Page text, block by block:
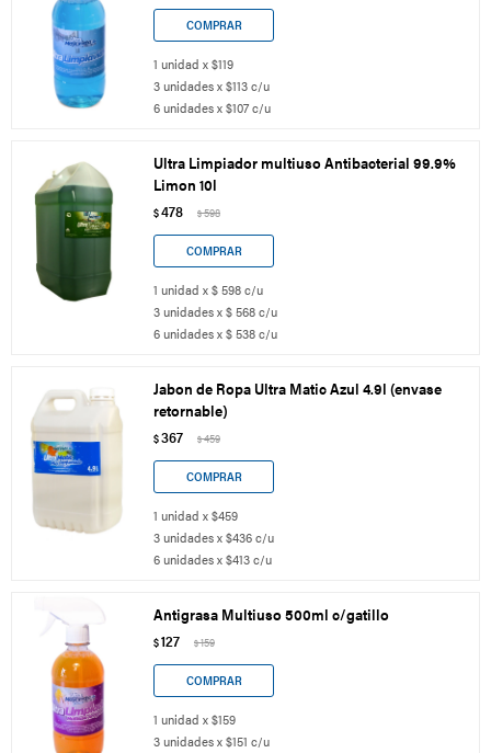
1 unidad x $119
3 unidades x $113 c/u
6 unidades x $107 c/u
Ultra Limpiador multiuso Antibacterial 99.9%
Limon 10l
$478 $598
1 unidad x $ 598 c/u
3 unidades x $ 568 c/u
6 unidades x $ 538 c/u
Jabon de Ropa Ultra Matic Azul 4.9l (envase
retornable)
$367 $459
1 unidad x $459
3 unidades x $436 c/u
6 unidades x $413 c/u
Antigrasa Multiuso 500ml c/gatillo
$127 $159
1 unidad x $159
3 unidades x $151 c/u